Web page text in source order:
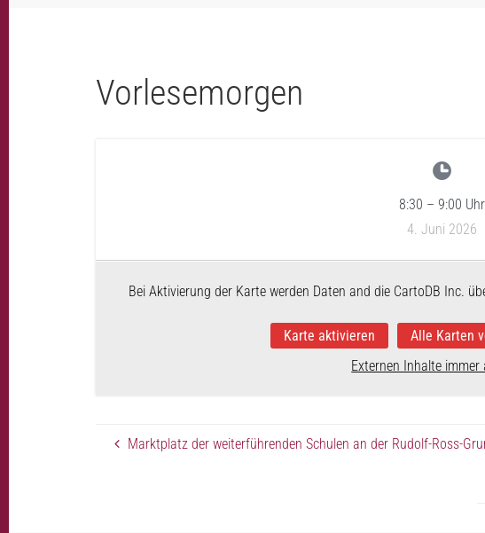
Vorlesemorgen
8:30 –9:00 Uhr
4. Juni 2026
Bei Aktivierung der Karte werden Daten and die CartoDB Inc.
Karte aktivieren
Alle Karten
Externen Inhalte immer
Marktplatz der weiterführenden Schulen an der Rudolf-Ross-